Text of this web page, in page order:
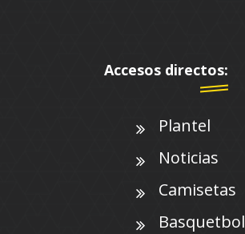
Accesos directos:
Plantel
Noticias
Camisetas
Basquetbol